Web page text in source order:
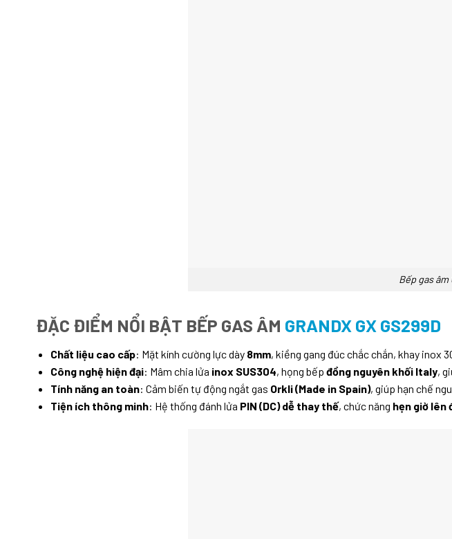
Bếp gas âm
ĐẶC ĐIỂM NỔI BẬT BẾP GAS ÂM GRANDX GX GS299D
Chất liệu cao cấp: Mặt kính cường lực dày 8mm, kiềng gang đúc chắc chắn, khay inox
Công nghệ hiện đại: Mâm chia lửa inox SUS304, họng bếp đồng nguyên khối Italy,
Tính năng an toàn: Cảm biến tự động ngắt gas Orkli (Made in Spain), giúp hạn chế
Tiện ích thông minh: Hệ thống đánh lửa PIN (DC) dễ thay thế, chức năng hẹn giờ lên